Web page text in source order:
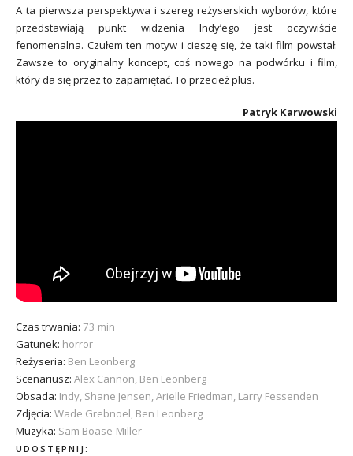
A ta pierwsza perspektywa i szereg reżyserskich wyborów, które
przedstawiają punkt widzenia Indy’ego jest oczywiście
fenomenalna. Czułem ten motyw i cieszę się, że taki film powstał.
Zawsze to oryginalny koncept, coś nowego na podwórku i film,
który da się przez to zapamiętać. To przecież plus.
Patryk Karwowski
Czas trwania: 73 min
Gatunek: horror
Reżyseria: Ben Leonberg
Scenariusz: Alex Cannon, Ben Leonberg
Obsada: Indy, Shane Jensen, Arielle Friedman, Larry Fessenden
Zdjęcia: Wade Grebnoel, Ben Leonberg
Muzyka: Sam Boase-Miller
UDOSTĘPNIJ: